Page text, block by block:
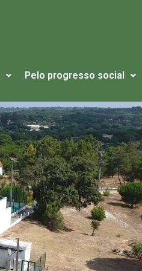
Pelo progresso social